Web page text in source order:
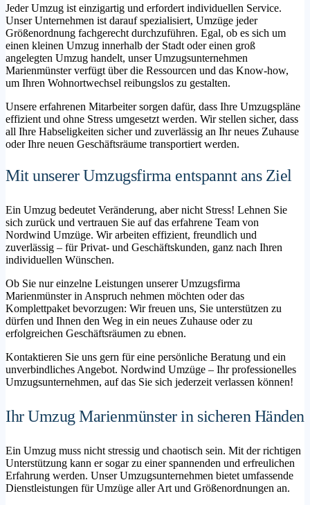
Jeder Umzug ist einzigartig und erfordert individuellen Service.
Unser Unternehmen ist darauf spezialisiert, Umzüge jeder
Größenordnung fachgerecht durchzuführen. Egal, ob es sich um
einen kleinen Umzug innerhalb der Stadt oder einen groß
angelegten Umzug handelt, unser Umzugsunternehmen
Marienmünster verfügt über die Ressourcen und das Know-how,
um Ihren Wohnortwechsel reibungslos zu gestalten.
Unsere erfahrenen Mitarbeiter sorgen dafür, dass Ihre Umzugspläne
effizient und ohne Stress umgesetzt werden. Wir stellen sicher, dass
all Ihre Habseligkeiten sicher und zuverlässig an Ihr neues Zuhause
oder Ihre neuen Geschäftsräume transportiert werden.
Mit unserer Umzugsfirma entspannt ans Ziel
Ein Umzug bedeutet Veränderung, aber nicht Stress! Lehnen Sie
sich zurück und vertrauen Sie auf das erfahrene Team von
Nordwind Umzüge. Wir arbeiten effizient, freundlich und
zuverlässig – für Privat- und Geschäftskunden, ganz nach Ihren
individuellen Wünschen.
Ob Sie nur einzelne Leistungen unserer Umzugsfirma
Marienmünster in Anspruch nehmen möchten oder das
Komplettpaket bevorzugen: Wir freuen uns, Sie unterstützen zu
dürfen und Ihnen den Weg in ein neues Zuhause oder zu
erfolgreichen Geschäftsräumen zu ebnen.
Kontaktieren Sie uns gern für eine persönliche Beratung und ein
unverbindliches Angebot. Nordwind Umzüge – Ihr professionelles
Umzugsunternehmen, auf das Sie sich jederzeit verlassen können!
Ihr Umzug Marienmünster in sicheren Händen
Ein Umzug muss nicht stressig und chaotisch sein. Mit der richtigen
Unterstützung kann er sogar zu einer spannenden und erfreulichen
Erfahrung werden. Unser Umzugsunternehmen bietet umfassende
Dienstleistungen für Umzüge aller Art und Größenordnungen an.